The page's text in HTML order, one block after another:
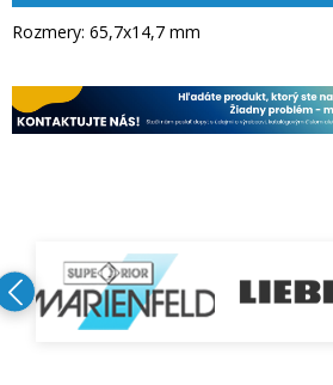
Rozmery: 65,7x14,7 mm